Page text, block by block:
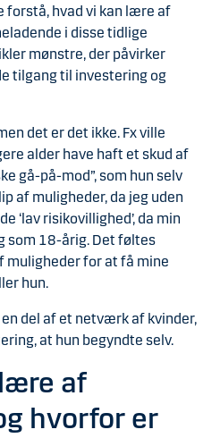
forstå, hvad vi kan lære af
i disse tidlige
mønstre, der påvirker
tilgang til investering og
det er det ikke. Fx ville
alder have haft et skud af
gå-på-mod”, som hun selv
af muligheder, da jeg uden
‘lav risikovillighed’, da min
som 18-årig. Det føltes
muligheder for at få mine
hun.
del af et netværk af kvinder,
at hun begyndte selv.
af
hvorfor er